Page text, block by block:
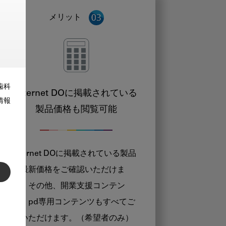
科
報
メリット
Internet DOに掲載されている
製品価格も閲覧可能
Internet DOに掲載されている製品
の最新価格をご確認いただけま
す。その他、開業支援コンテン
ツ、pd専用コンテンツもすべてご
覧いただけます。（希望者のみ）